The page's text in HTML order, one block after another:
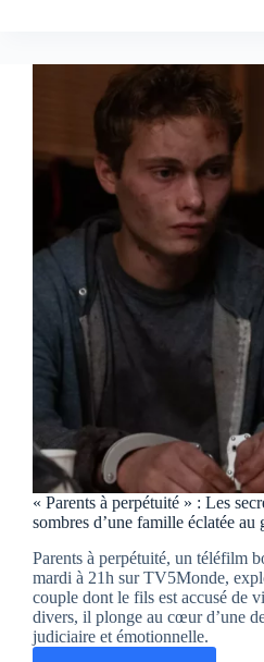
juives
comme
les
autres
:
le
voyage
bouleversant
de
trois
frères
« Parents à perpétuité » : Les
sombres d’une famille éclatée au
Parents à perpétuité, un téléfilm
mardi à 21h sur TV5Monde,
couple dont le fils est accusé de
divers, il plonge au cœur d’une
judiciaire et émotionnelle.